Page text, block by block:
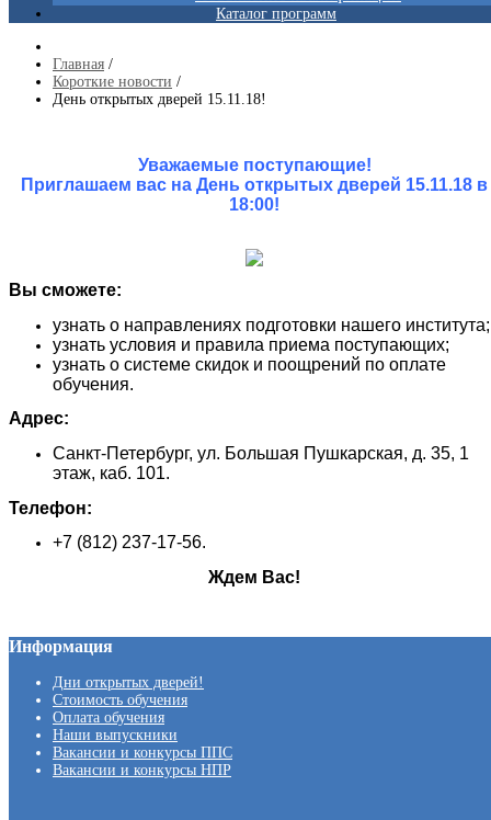
Каталог программ
Главная /
Короткие новости /
День открытых дверей 15.11.18!
Уважаемые поступающие!
Приглашаем вас на День открытых дверей 15.11.18 в
18:00!
Вы сможете:
узнать о направлениях подготовки нашего института;
узнать условия и правила приема поступающих;
узнать о системе скидок и поощрений по оплате
обучения.
Адрес:
Санкт-Петербург, ул. Большая Пушкарская, д. 35, 1
этаж, каб. 101.
Телефон:
+7 (812) 237-17-56.
Ждем Вас!
Информация
Дни открытых дверей!
Стоимость обучения
Оплата обучения
Наши выпускники
Вакансии и конкурсы ППС
Вакансии и конкурсы НПР